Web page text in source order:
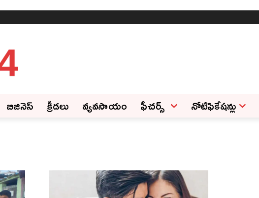
బిజినెస్‌ క్రీడలు వ్యవసాయం ఫీచ‌ర్స్ ‌ నోటిఫికేషన్లు